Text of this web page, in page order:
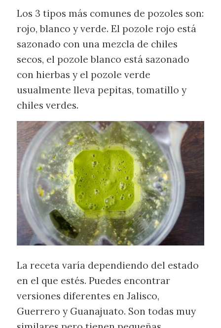
Los 3 tipos más comunes de pozoles son:
rojo, blanco y verde. El pozole rojo está
sazonado con una mezcla de chiles
secos, el pozole blanco está sazonado
con hierbas y el pozole verde
usualmente lleva pepitas, tomatillo y
chiles verdes.
La receta varía dependiendo del estado
en el que estés. Puedes encontrar
versiones diferentes en Jalisco,
Guerrero y Guanajuato. Son todas muy